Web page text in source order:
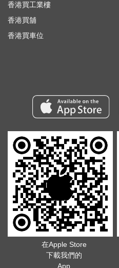
香港買工業樓
香港買舖
香港買車位
在Apple Store
下載我們的
App